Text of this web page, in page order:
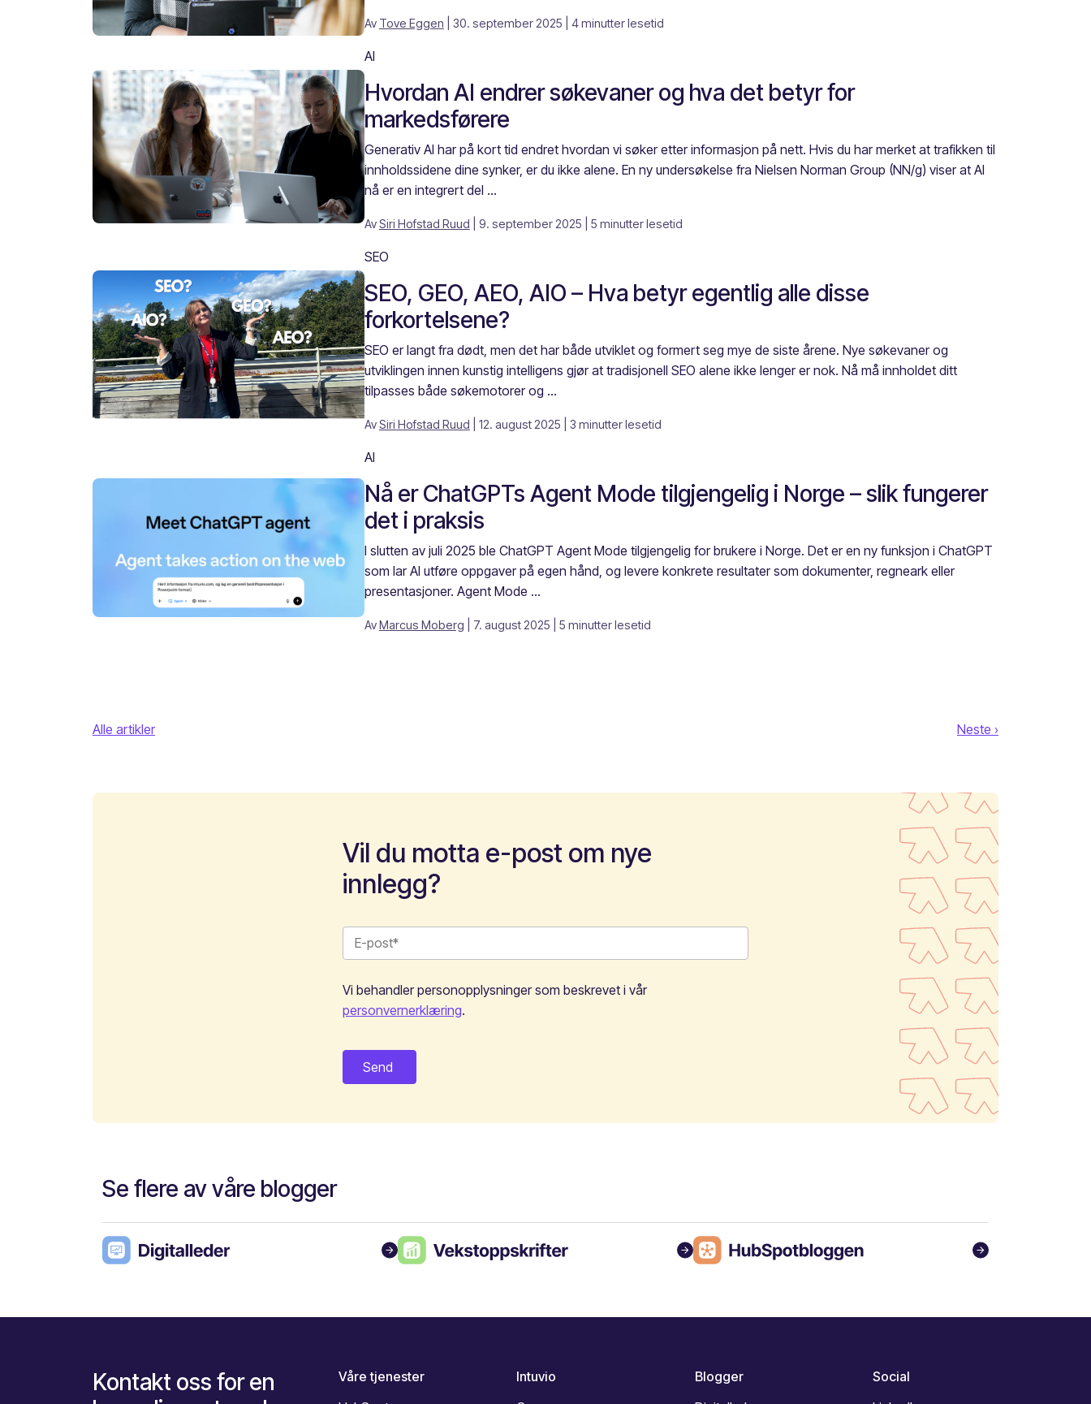
Av Tove Eggen | 30. september 2025 | 4 minutter lesetid
AI
Hvordan AI endrer søkevaner og hva det betyr for
markedsførere
Generativ AI har på kort tid endret hvordan vi søker etter informasjon på nett. Hvis du har merket at trafikken til
innholdssidene dine synker, er du ikke alene. En ny undersøkelse fra Nielsen Norman Group (NN/g) viser at AI
nå er en integrert del ...
AvSiri Hofstad Ruud | 9. september 2025 | 5 minutter lesetid
SEO
SEO, GEO, AEO, AIO – Hva betyr egentlig alle disse
forkortelsene?
SEO er langt fra dødt, men det har både utviklet og formert seg mye de siste årene. Nye søkevaner og
utviklingen innen kunstig intelligens gjør at tradisjonell SEO alene ikke lenger er nok. Nå må innholdet ditt
tilpasses både søkemotorer og ...
AvSiri Hofstad Ruud | 12. august 2025 | 3 minutter lesetid
AI
Nå er ChatGPTs Agent Mode tilgjengelig i Norge – slik fungerer
det i praksis
I slutten av juli 2025 ble ChatGPT Agent Mode tilgjengelig for brukere i Norge. Det er en ny funksjon i ChatGPT
som lar AI utføre oppgaver på egen hånd, og levere konkrete resultater som dokumenter, regneark eller
presentasjoner. Agent Mode ...
AvMarcus Moberg | 7. august 2025 | 5 minutter lesetid
Alle artikler Neste ›
Vil du motta e-post om nye
innlegg?
Vi behandler personopplysninger som beskrevet i vår
personvernerklæring.
Se flere av våre blogger
Kontakt oss for en
Våre tjenester
Intuvio
Blogger
Social